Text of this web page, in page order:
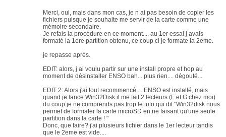
Merci, oui, mais dans mon cas, je n ai pas besoin de copier les
fichiers puisque je souhaite me servir de la carte comme une
mémoire secondaire.
Je refais la procédure en ce moment.... au 1er essai j avais
formaté la 1ere partition obtenu, ce coup ci je formate la 2eme.
je repasse après.
EDIT: alors, j ai voulu partir sur une install propre et hop au
moment de désinstaller ENSO bah... plus rien.... dégouté...
EDIT 2: Alors j'ai tout recommencé.... ENSO est installé, mais
quand je lance Win32Disk il me fait 2 lecteurs (F et G chez moi)
du coup je ne comprends pas trop le tuto qui dit:"Win32disk nous
permet de formater la carte microSD en ne faisant qu'une seule
partition dans la carte ! "
Donc, que faire? j'ai plusieurs fichier dans le 1er lecteur tandis
que le 2eme est vide....